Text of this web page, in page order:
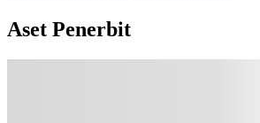
Aset Penerbit